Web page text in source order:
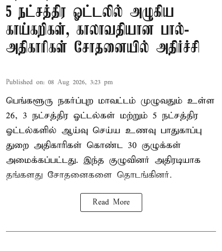
5 நட்சத்திர ஓட்டலில் அழுகிய
காய்கறிகள், காலாவதியான பால்-
அதிகாரிகள் சோதனையில் அதிர்ச்சி
Published on: 08 Aug 2026, 3:23 pm
பெங்களூரு நகர்ப்புற மாவட்டம் முழுவதும் உள்ள
26, 3 நட்சத்திர ஓட்டல்கள் மற்றும் 5 நட்சத்திர
ஓட்டல்களில் ஆய்வு செய்ய உணவு பாதுகாப்பு
துறை அதிகாரிகள் கொண்ட 30 குழுக்கள்
அமைக்கப்பட்டது. இந்த குழுவினர் அதிரடியாக
தங்களது சோதனைகளை தொடங்கினர்.
Read More